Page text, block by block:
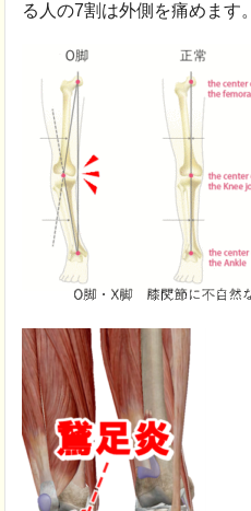
る人の7割は外側を痛めます。